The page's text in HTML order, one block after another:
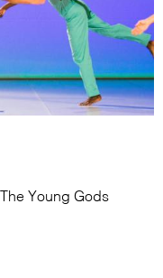
Young Gods